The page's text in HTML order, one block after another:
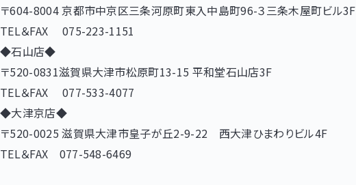
〒604-8004 京都市中京区三条河原町東入中島町96-３三条木屋町ビル3F
TEL＆FAX 075-223-1151
◆石山店◆
〒520-0831滋賀県大津市松原町13-15 平和堂石山店3F
TEL＆FAX 077-533-4077
◆大津京店◆
〒520-0025 滋賀県大津市皇子が丘2-9-22 西大津ひまわりビル4F
TEL＆FAX 077-548-6469